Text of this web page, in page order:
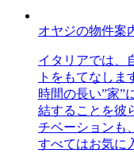
オヤジの物件案
イタリアでは、
トをもてなし
時間の長い”家”
結することを彼
チベーションも
すべてはお気に